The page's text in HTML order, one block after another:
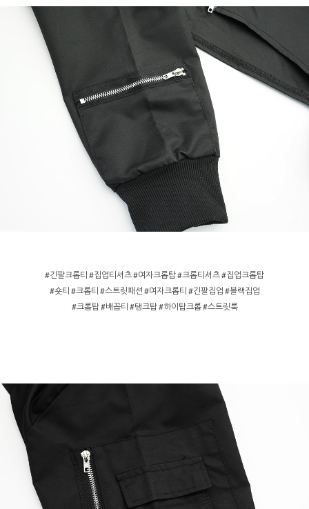
#긴팔크롭티 #집업티셔츠 #여자크롭탑 #크롭티셔츠 #집업크롭탑
#숏티 #크롭티 #스트릿패션 #여자크롭티 #긴팔집업 #블랙집업
#크롭탑 #배꼽티 #탱크탑 #하이탑크롭 #스트릿룩